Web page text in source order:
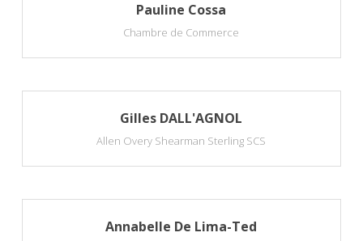
Pauline Cossa
Chambre de Commerce
Gilles DALL'AGNOL
Allen Overy Shearman Sterling SCS
Annabelle De Lima-Ted